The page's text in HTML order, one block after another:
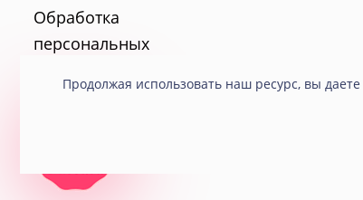
Обработка
персональных
Продолжая использовать наш ресурс, вы даете